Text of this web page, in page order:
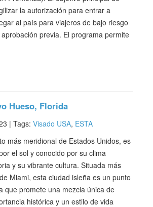
la autorización para entrar a
al país para viajeros de bajo riesgo
previa. El programa permite
Hueso, Florida
| Tags: Visado USA, ESTA
más meridional de Estados Unidos, es
el sol y conocido por su clima
y su vibrante cultura. Situada más
Miami, esta ciudad isleña es un punto
que promete una mezcla única de
histórica y un estilo de vida